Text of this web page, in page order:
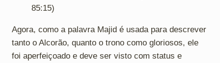
85:15)
Agora, como a palavra Majid é usada para descrever
tanto o Alcorão, quanto o trono como gloriosos, ele
foi aperfeiçoado e deve ser visto com status e